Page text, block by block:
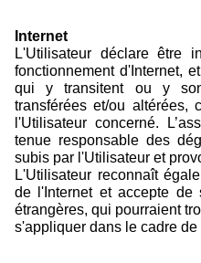
Internet
L'Utilisateur déclare être
fonctionnement d'Internet,
qui y transitent ou y
transférées et/ou altérées,
l'Utilisateur concerné.
tenue responsable des
subis par l'Utilisateur et
L'Utilisateur reconnaît
de l'Internet et accepte
étrangères, qui pourraient
s'appliquer dans le cadre